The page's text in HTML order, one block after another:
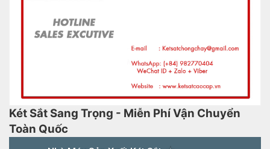
Két Sắt Sang Trọng - Miễn Phí Vận Chuyển
Toàn Quốc